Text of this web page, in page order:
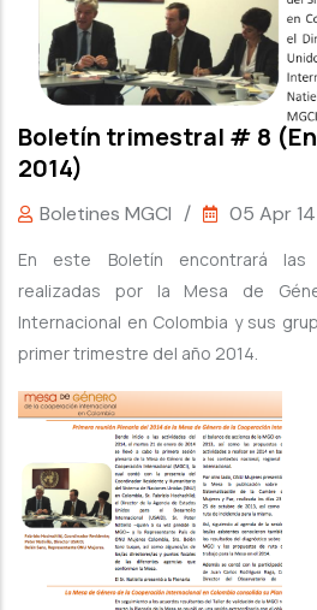
Boletín trimestral # 8
2014)
Boletines MGCI / 05 Apr 14
En este Boletín encontrará las
realizadas por la Mesa de
Internacional en Colombia y sus
primer trimestre del año 2014.